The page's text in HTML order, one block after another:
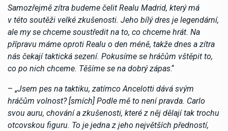
Samozřejmě zítra budeme čelit Realu Madrid, který má
v této soutěži velké zkušenosti. Jeho bílý dres je legendární,
ale my se chceme soustředit na to, co chceme hrát. Na
přípravu máme oproti Realu o den méně, takže dnes a zítra
nás čekají taktická sezení. Pokusíme se hráčům vštěpit to,
co po nich chceme. Těšíme se na dobrý zápas.“
– „Jsem pes na taktiku, zatímco Ancelotti dává svým
hráčům volnost? [smích] Podle mě to není pravda. Carlo
svou auru, chování a zkušenosti, které z něj dělají tak trochu
otcovskou figuru. To je jedna z jeho největších předností,